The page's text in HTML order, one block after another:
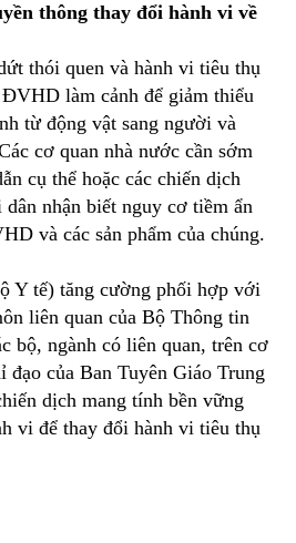
thông thay đổi hành vi về
thói quen và hành vi tiêu thụ
làm cảnh để giảm thiểu
từ động vật sang người và
cơ quan nhà nước cần sớm
cụ thể hoặc các chiến dịch
nhận biết nguy cơ tiềm ẩn
và các sản phẩm của chúng.
Y tế) tăng cường phối hợp với
liên quan của Bộ Thông tin
bộ, ngành có liên quan, trên cơ
đạo của Ban Tuyên Giáo Trung
dịch mang tính bền vững
vi để thay đổi hành vi tiêu thụ